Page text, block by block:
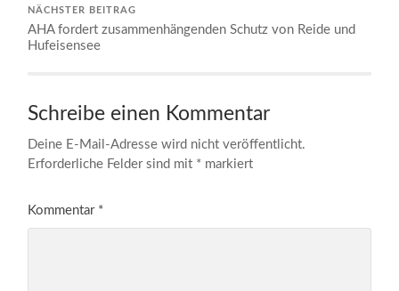
NÄCHSTER BEITRAG
AHA fordert zusammenhängenden Schutz von Reide und
Hufeisensee
Schreibe einen Kommentar
Deine E-Mail-Adresse wird nicht veröffentlicht.
Erforderliche Felder sind mit * markiert
Kommentar *